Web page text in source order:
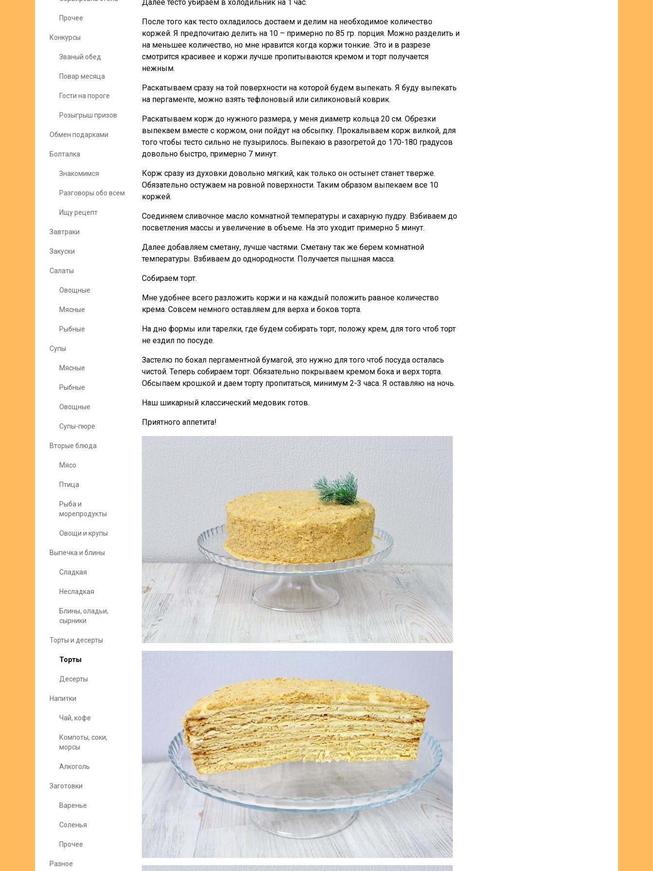
Прочее
Конкурсы
Званый обед
Повар месяца
Гости на пороге
Розыгрыш призов
Обмен подарками
Болталка
Знакомимся
Разговоры обо всем
Ищу рецепт
Завтраки
Закуски
Салаты
Овощные
Мясные
Рыбные
Супы
Мясные
Рыбные
Овощные
Супы-пюре
Вторые блюда
Мясо
Птица
Рыба и
морепродукты
Овощи и крупы
Выпечка и блины
Сладкая
Несладкая
Блины, оладьи,
сырники
Торты и десерты
Торты
Десерты
Напитки
Чай, кофе
Компоты, соки,
морсы
Алкоголь
Заготовки
Варенье
Соленья
Прочее
Разное
Далее тесто убираем в холодильник на 1 час.
После того как тесто охладилось достаем и делим на необходимое количество
коржей. Я предпочитаю делить на 10 – примерно по 85 гр. порция. Можно разделить и
на меньшее количество, но мне нравится когда коржи тонкие. Это и в разрезе
смотрится красивее и коржи лучше пропитываются кремом и торт получается
нежным.
Раскатываем сразу на той поверхности на которой будем выпекать. Я буду выпекать
на пергаменте, можно взять тефлоновый или силиконовый коврик.
Раскатываем корж до нужного размера, у меня диаметр кольца 20 см. Обрезки
выпекаем вместе с коржом, они пойдут на обсыпку. Прокалываем корж вилкой, для
того чтобы тесто сильно не пузырилось. Выпекаю в разогретой до 170-180 градусов
довольно быстро, примерно 7 минут.
Корж сразу из духовки довольно мягкий, как только он остынет станет тверже.
Обязательно остужаем на ровной поверхности. Таким образом выпекаем все 10
коржей.
Соединяем сливочное масло комнатной температуры и сахарную пудру. Взбиваем до
посветления массы и увеличение в объеме. На это уходит примерно 5 минут.
Далее добавляем сметану, лучше частями. Сметану так же берем комнатной
температуры. Взбиваем до однородности. Получается пышная масса.
Собираем торт.
Мне удобнее всего разложить коржи и на каждый положить равное количество
крема. Совсем немного оставляем для верха и боков торта.
На дно формы или тарелки, где будем собирать торт, положу крем, для того чтоб торт
не ездил по посуде.
Застелю по бокал пергаментной бумагой, это нужно для того чтоб посуда осталась
чистой. Теперь собираем торт. Обязательно покрываем кремом бока и верх торта.
Обсыпаем крошкой и даем торту пропитаться, минимум 2-3 часа. Я оставляю на ночь.
Наш шикарный классический медовик готов.
Приятного аппетита!